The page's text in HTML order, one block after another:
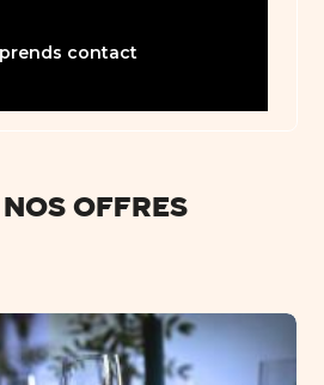
contact
nos offres